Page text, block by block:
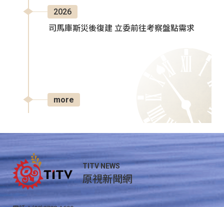
2026
司馬庫斯災後復建 立委前往考察盤點需求
more
TITV NEWS
原視新聞網